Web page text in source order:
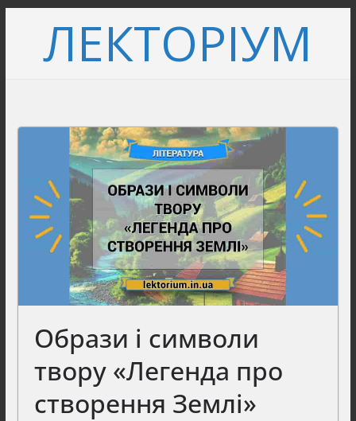
вмістуЛЕКТОРІУМ
Образи і символи
твору «Легенда про
створення Землі»